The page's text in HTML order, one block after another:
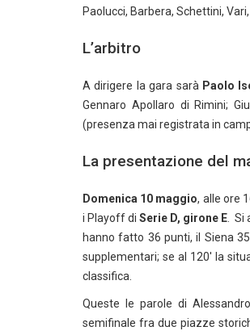
Paolucci, Barbera, Schettini,
L’arbitro
A dirigere la gara sarà Paolo
Gennaro Apollaro di Rimini;
(presenza mai registrata in
La presentazione del
Domenica 10 maggio, alle ore
i Playoff di Serie D, girone E .
hanno fatto 36 punti, il Siena
supplementari; se al 120′ la
classifica.
Queste le parole di
semifinale fra due piazze